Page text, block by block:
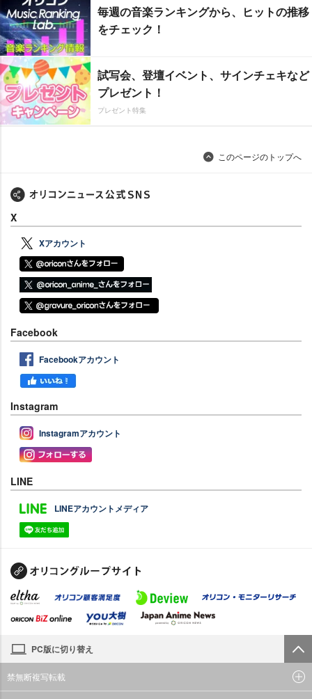
毎週の音楽ランキングから、ヒットの推移
をチェック！
試写会、登壇イベント、サインチェキなど
プレゼント！
プレゼント特集
このページのトップへ
X
Xアカウント
Facebook
Facebookアカウント
Instagram
Instagramアカウント
LINE
LINEアカウントメディア
PC版に切り替え
禁無断複写転載